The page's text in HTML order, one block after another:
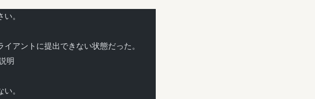
。
アントに提出できない状態だった。
明
。